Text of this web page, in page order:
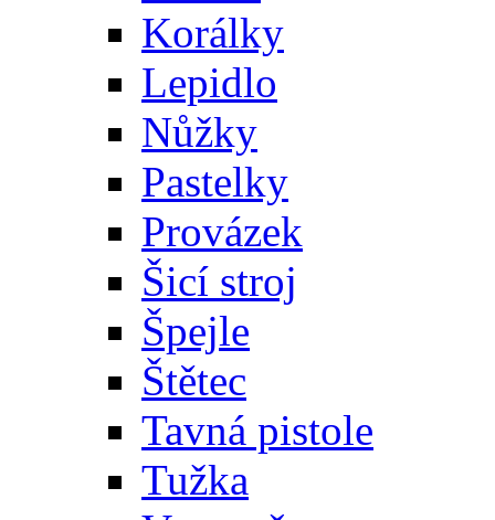
Korálky
Lepidlo
Nůžky
Pastelky
Provázek
Šicí stroj
Špejle
Štětec
Tavná pistole
Tužka